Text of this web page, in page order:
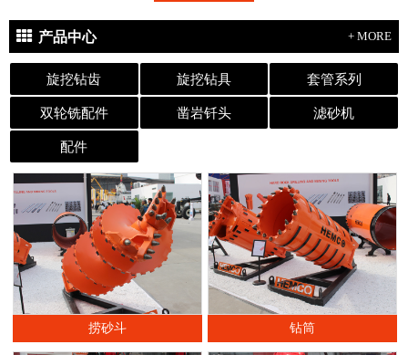
产品中心 + MORE
旋挖钻齿 旋挖钻具 套管系列
双轮铣配件 凿岩钎头 滤砂机
配件
捞砂斗 钻筒